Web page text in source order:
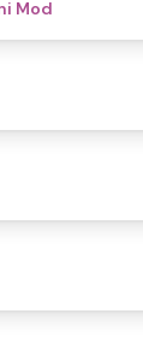
Mod